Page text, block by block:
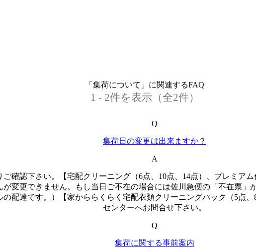
「集荷について」に関連するFAQ
1 - 2件を表示（全2件）
Q
集荷日の変更は出来ますか？
A
確認下さい。【宅配クリーニング（6点、10点、14点）、プレミア
変更できません。もし当日ご不在の場合には佐川急便の「不在票
配達です。）【家かららくらく宅配衣類クリーニングパック（5点
センターへお問合せ下さい。
Q
集荷に関する事前案内